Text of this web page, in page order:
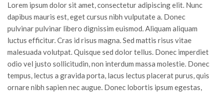
Lorem ipsum dolor sit amet, consectetur adipiscing elit. Nunc
dapibus mauris est, eget cursus nibh vulputate a. Donec
pulvinar pulvinar libero dignissim euismod. Aliquam aliquam
luctus efficitur. Cras id risus magna. Sed mattis risus vitae
malesuada volutpat. Quisque sed dolor tellus. Donec imperdiet
odio vel justo sollicitudin, non interdum massa molestie. Donec
tempus, lectus a gravida porta, lacus lectus placerat purus, quis
ornare nibh sapien nec augue. Donec lobortis ipsum egestas,